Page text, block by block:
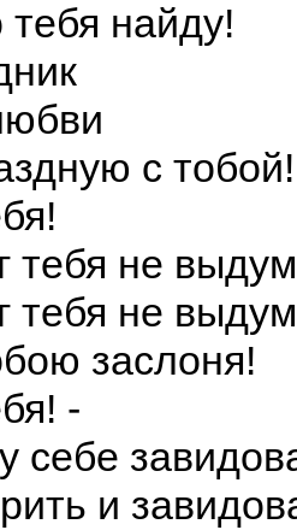
найду!
с тобой!
тебя не
тебя не
заслоня!
-
себе
и